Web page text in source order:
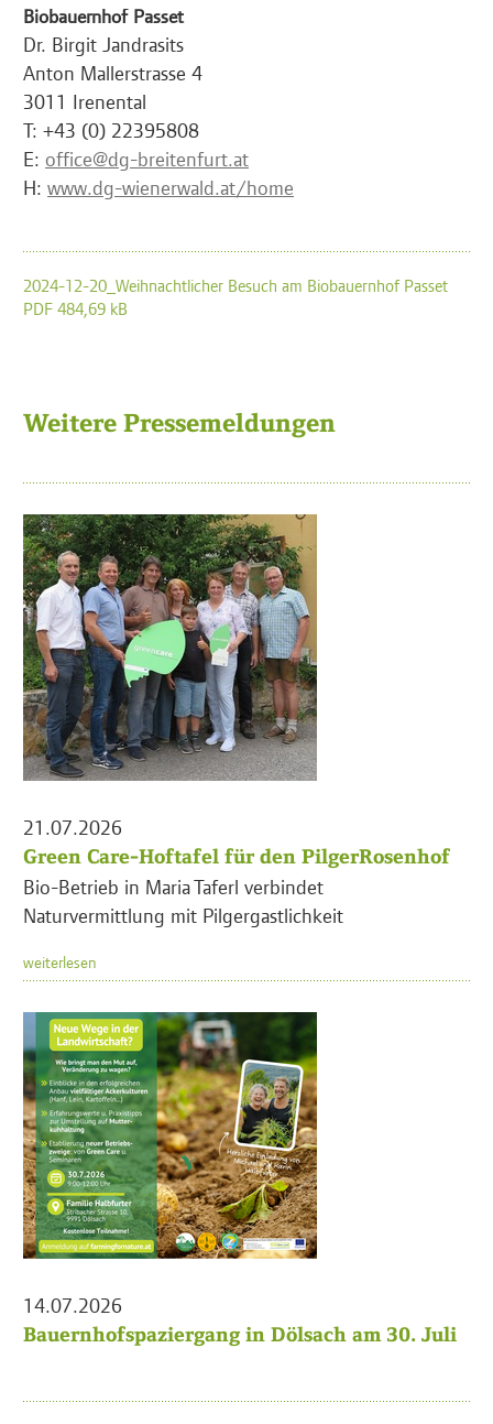
Biobauernhof Passet
Dr. Birgit Jandrasits
Anton Mallerstrasse 4
3011 Irenental
T: +43 (0) 22395808
E: office@dg-breitenfurt.at
H: www.dg-wienerwald.at/home
2024-12-20_Weihnachtlicher Besuch am Biobauernhof Passet
PDF 484,69 kB
Weitere Pressemeldungen
21.07.2026
Green Care-Hoftafel für den PilgerRosenhof
Bio-Betrieb in Maria Taferl verbindet
Naturvermittlung mit Pilgergastlichkeit
weiterlesen
14.07.2026
Bauernhofspaziergang in Dölsach am 30. Juli